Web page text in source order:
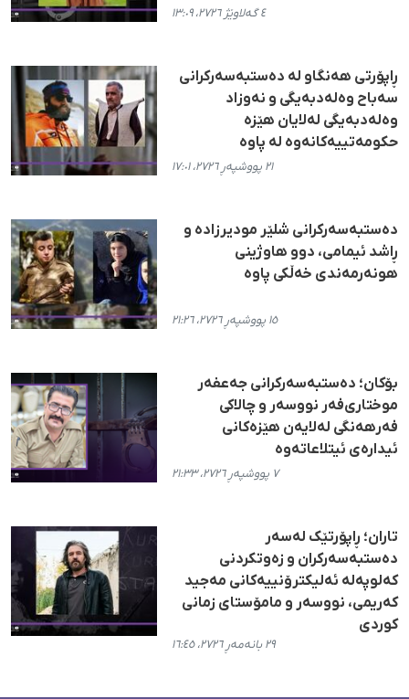
٤ گەلاوێژ ٢٧٢٦، ١٣:٠٩
ڕاپۆرتی هەنگاو لە دەستبەسەرکرانی
سەباح وەلەدبەیگی و نەوزاد
وەلەدبەیگی لەلایان هێزە
حکومەتییەکانەوە لە پاوە
٢١ پووشپەڕ ٢٧٢٦، ١٧:٠١
دەستبەسەرکرانی شلێر مودیرزادە و
ڕاشد ئیمامی، دوو هاوژینی
هونەرمەندی خەڵکی پاوە
١٥ پووشپەڕ ٢٧٢٦، ٢١:٢٦
بۆکان؛ دەستبەسەرکرانی جەعفەر
موختاری‌فەر نووسەر و چالاکی
فەرهەنگی لەلایەن هێزەکانی
ئیدارەی ئیتلاعاتەوە
٧ پووشپەڕ ٢٧٢٦، ٢١:٣٣
تاران؛ ڕاپۆرتێک لەسەر
دەستبەسەرکران و زەوتکردنی
کەلوپەلە ئەلیکترۆنییەکانی مه‌جید
کەریمی، نووسەر و مامۆستای زمانی
کوردی
٢٩ بانەمەڕ ٢٧٢٦، ١٦:٤٥